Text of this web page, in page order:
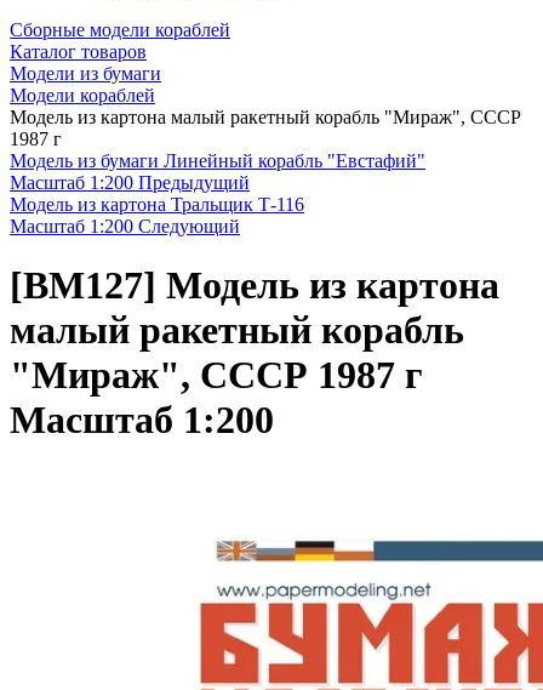
Сборные модели кораблей
Каталог товаров
Модели из бумаги
Модели кораблей
Модель из картона малый ракетный корабль "Мираж", СССР
1987 г
Модель из бумаги Линейный корабль "Евстафий"
Масштаб 1:200 Предыдущий
Модель из картона Тральщик Т-116
Масштаб 1:200 Следующий
[BM127] Модель из картона
малый ракетный корабль
"Мираж", СССР 1987 г
Масштаб 1:200